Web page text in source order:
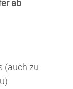
ab
(auch zu